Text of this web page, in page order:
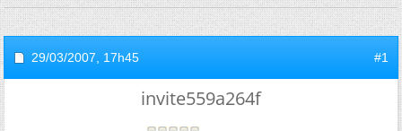
29/03/2007, 17h45 #1
invite559a264f